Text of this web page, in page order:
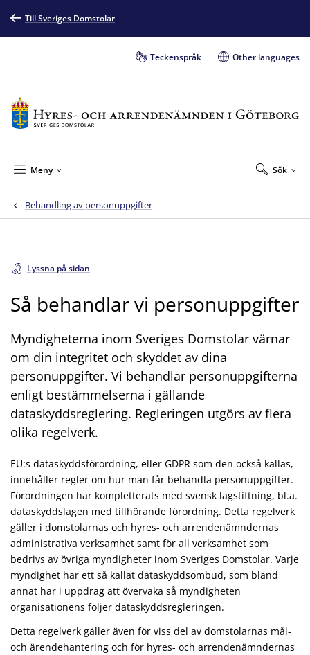
Till Sveriges Domstolar
Teckenspråk Other languages
Sök
Meny
Behandling av personuppgifter
Lyssna på sidan
Så behandlar vi personuppgifter
Myndigheterna inom Sveriges Domstolar värnar
om din integritet och skyddet av dina
personuppgifter. Vi behandlar personuppgifterna
enligt bestämmelserna i gällande
dataskyddsreglering. Regleringen utgörs av flera
olika regelverk.
EU:s dataskyddsförordning, eller GDPR som den också kallas,
innehåller regler om hur man får behandla personuppgifter.
Förordningen har kompletterats med svensk lagstiftning, bl.a.
dataskyddslagen med tillhörande förordning. Detta regelverk
gäller i domstolarnas och hyres- och arrendenämndernas
administrativa verksamhet samt för all verksamhet som
bedrivs av övriga myndigheter inom Sveriges Domstolar. Varje
myndighet har ett så kallat dataskyddsombud, som bland
annat har i uppdrag att övervaka så myndigheten
organisationens följer dataskyddsregleringen.
Detta regelverk gäller även för viss del av domstolarnas mål-
och ärendehantering och för hyres- och arrendenämndernas